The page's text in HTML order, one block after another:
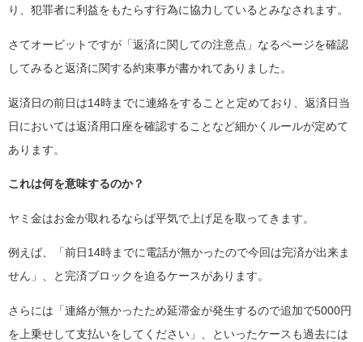
り、犯罪者に利益をもたらす行為に協力しているとみなされます。
さてオービットですが「返済に関しての注意点」なるページを確認
してみると返済に関する約束事が書かれてありました。
返済日の前日は14時までに連絡をすることと定めており、返済日当
日においては返済用口座を確認することなど細かくルールが定めて
あります。
これは何を意味するのか？
ヤミ金はお金が取れるならば平気で上げ足を取ってきます。
例えば、「前日14時までに電話が無かったので今回は完済が出来ま
せん」、と完済ブロックを迫るケースがあります。
さらには「連絡が無かったため延滞金が発生するので追加で5000円
を上乗せして支払いをしてください」、といったケースも過去には